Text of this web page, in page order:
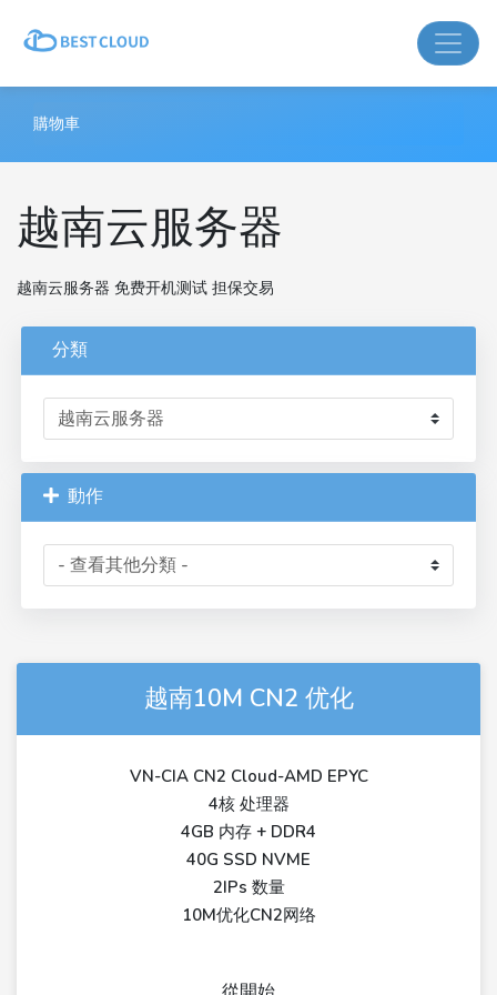
購物車
越南云服务器
越南云服务器 免费开机测试 担保交易
分類
動作
越南10M CN2 优化
VN-CIA CN2 Cloud-AMD EPYC
4核 处理器
4GB 内存 + DDR4
40G SSD NVME
2IPs 数量
10M优化CN2网络